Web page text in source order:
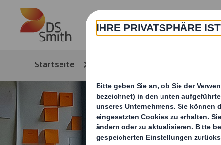
Skip to main content
Über
Startseite